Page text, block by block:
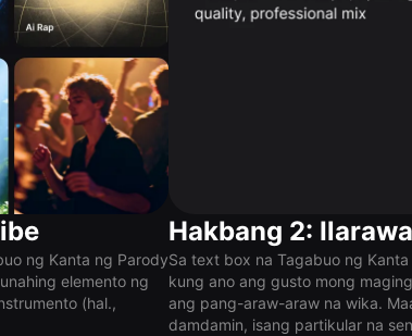
ng Kanta ng Parody
elemento ng
(hal.,
Hakbang 2:
Sa text box na Tagabuo ng
kung ano ang gusto mong
ang pang-araw-araw na wika.
damdamin, isang partikular na